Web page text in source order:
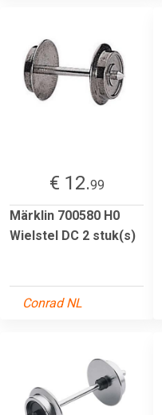
€ 12.99
Märklin 700580 H0
Wielstel DC 2 stuk(s)
Conrad NL